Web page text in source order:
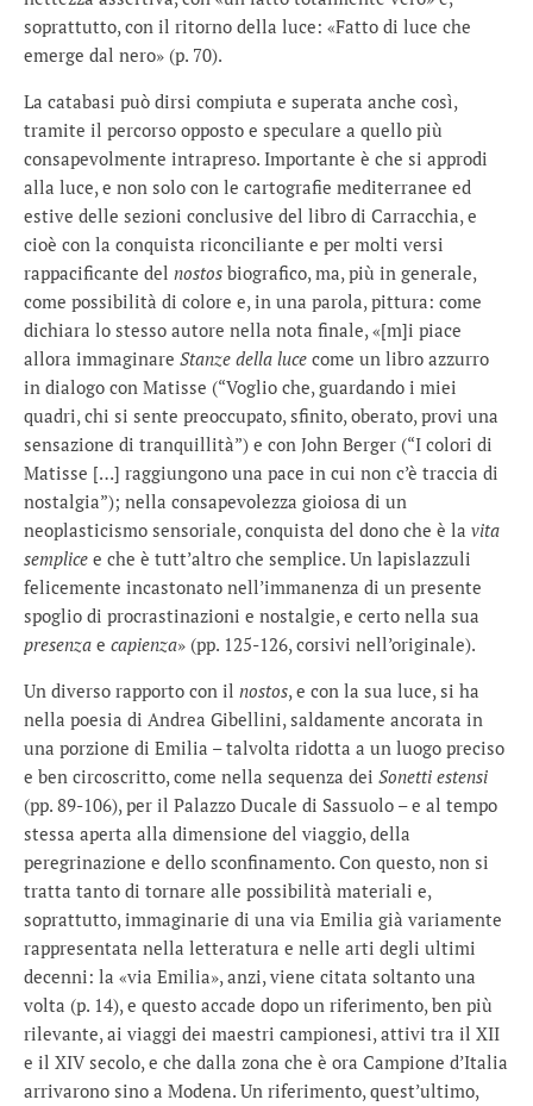
soprattutto, con il ritorno della luce: «Fatto di luce che
emerge dal nero» (p. 70).
La catabasi può dirsi compiuta e superata anche così,
tramite il percorso opposto e speculare a quello più
consapevolmente intrapreso. Importante è che si approdi
alla luce, e non solo con le cartografie mediterranee ed
estive delle sezioni conclusive del libro di Carracchia, e
cioè con la conquista riconciliante e per molti versi
rappacificante del nostos biografico, ma, più in generale,
come possibilità di colore e, in una parola, pittura: come
dichiara lo stesso autore nella nota finale, «[m]i piace
allora immaginare Stanze della luce come un libro azzurro
in dialogo con Matisse (“Voglio che, guardando i miei
quadri, chi si sente preoccupato, sfinito, oberato, provi una
sensazione di tranquillità”) e con John Berger (“I colori di
Matisse […] raggiungono una pace in cui non c’è traccia di
nostalgia”); nella consapevolezza gioiosa di un
neoplasticismo sensoriale, conquista del dono che è la vita
semplice e che è tutt’altro che semplice. Un lapislazzuli
felicemente incastonato nell’immanenza di un presente
spoglio di procrastinazioni e nostalgie, e certo nella sua
presenza e capienza» (pp. 125-126, corsivi nell’originale).
Un diverso rapporto con il nostos, e con la sua luce, si ha
nella poesia di Andrea Gibellini, saldamente ancorata in
una porzione di Emilia – talvolta ridotta a un luogo preciso
e ben circoscritto, come nella sequenza dei Sonetti estensi
(pp. 89-106), per il Palazzo Ducale di Sassuolo – e al tempo
stessa aperta alla dimensione del viaggio, della
peregrinazione e dello sconfinamento. Con questo, non si
tratta tanto di tornare alle possibilità materiali e,
soprattutto, immaginarie di una via Emilia già variamente
rappresentata nella letteratura e nelle arti degli ultimi
decenni: la «via Emilia», anzi, viene citata soltanto una
volta (p. 14), e questo accade dopo un riferimento, ben più
rilevante, ai viaggi dei maestri campionesi, attivi tra il XII
e il XIV secolo, e che dalla zona che è ora Campione d’Italia
arrivarono sino a Modena. Un riferimento, quest’ultimo,